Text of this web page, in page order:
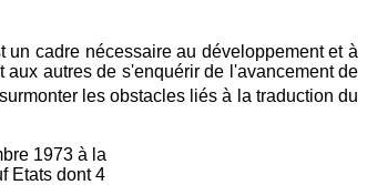
un cadre nécessaire au développement et à
aux autres de s'enquérir de l'avancement de
les obstacles liés à la traduction du
1973 à la
Etats dont 4